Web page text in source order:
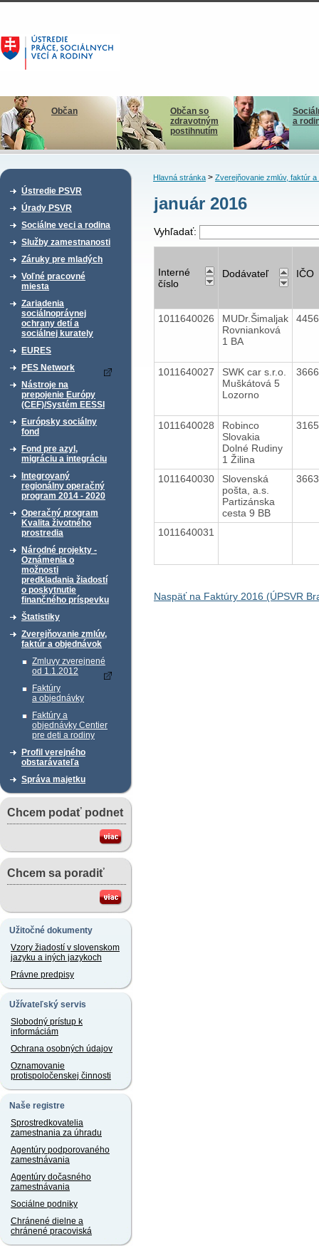
Občan
Občan so
zdravotným
postihnutím
a
Ústredie PSVR
Úrady PSVR
Sociálne veci a rodina
Služby zamestnanosti
Záruky pre mladých
Voľné pracovné
miesta
Zariadenia
sociálnoprávnej
ochrany detí a
sociálnej kurately
EURES
PES Network
Nástroje na
prepojenie Európy
(CEF)/Systém EESSI
Európsky sociálny
fond
Fond pre azyl,
migráciu a integráciu
Integrovaný
regionálny operačný
program 2014 - 2020
Operačný program
Kvalita životného
prostredia
Národné projekty -
Oznámenia o
možnosti
predkladania žiadostí
o poskytnutie
finančného príspevku
Štatistiky
Zverejňovanie zmlúv,
faktúr a objednávok
Zmluvy zverejnené
od 1.1.2012
Faktúry
a objednávky
Faktúry a
objednávky Centier
pre deti a rodiny
Profil verejného
obstarávateľa
Správa majetku
Chcem podať podnet
Chcem sa poradiť
Užitočné dokumenty
Vzory žiadostí v slovenskom
jazyku a iných jazykoch
Právne predpisy
Užívateľský servis
Slobodný prístup k
informáciám
Ochrana osobných údajov
Oznamovanie
protispoločenskej činnosti
Naše registre
Sprostredkovatelia
zamestnania za úhradu
Agentúry podporovaného
zamestnávania
Agentúry dočasného
zamestnávania
Sociálne podniky
Chránené dielne a
chránené pracoviská
Hlavná stránka> Zverejňovanie zmlúv, faktúr a
január 2016
Vyhľadať:
Interné
číslo
Dodávateľ IČO
1011640026
MUDr.Šimaljak
Rovnianková
1 BA
1011640027
SWK car s.r.o.
Muškátová 5
Lozorno
1011640028
Robinco
Slovakia
Dolné Rudiny
1 Žilina
1011640030
Slovenská
pošta, a.s.
Partizánska
cesta 9 BB
1011640031
Naspäť na Faktúry 2016 (ÚPSVR